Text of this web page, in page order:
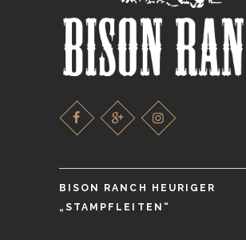
BISON RANCH HEURIGER
„STAMPFLEITEN“